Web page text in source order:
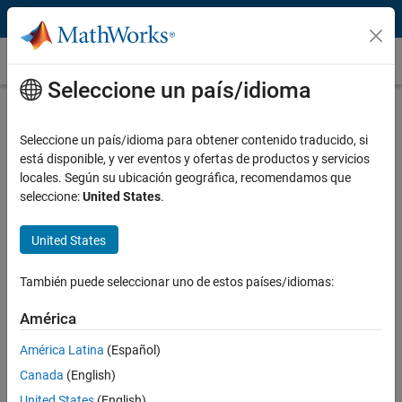
Saltar al contenido
Transformada rápida de Fourier (FFT)
Fourier (FFT)
La transformada rápida de Fourier (FFT) es una implementación
altamente optimizada de la transformada discreta de Fourier (DFT),
que convierte señales discretas del dominio del tiempo al dominio de
la frecuencia. Los cálculos de FFT proporcionan información sobre el
contenido en frecuencia, la fase y otras propiedades de la señal.
Seleccione un país/idioma
Seleccione un país/idioma para obtener contenido traducido, si
está disponible, y ver eventos y ofertas de productos y servicios
locales. Según su ubicación geográfica, recomendamos que
seleccione:United States.
United States
También puede seleccionar uno de estos países/idiomas:
América
América Latina (Español)
Canada (English)